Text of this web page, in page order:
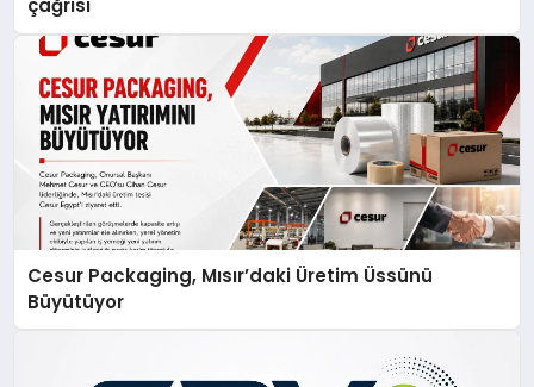
çağrısı
Cesur Packaging, Mısır’daki Üretim Üssünü
Büyütüyor